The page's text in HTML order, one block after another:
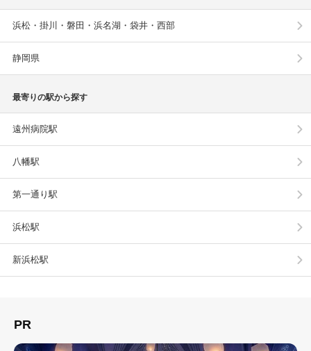
浜松・掛川・磐田・浜名湖・袋井・西部
静岡県
最寄りの駅から探す
遠州病院駅
八幡駅
第一通り駅
浜松駅
新浜松駅
PR